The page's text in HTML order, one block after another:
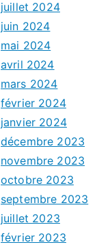
juillet 2024
juin 2024
mai 2024
avril 2024
mars 2024
février 2024
janvier 2024
décembre 2023
novembre 2023
octobre 2023
septembre 2023
juillet 2023
février 2023